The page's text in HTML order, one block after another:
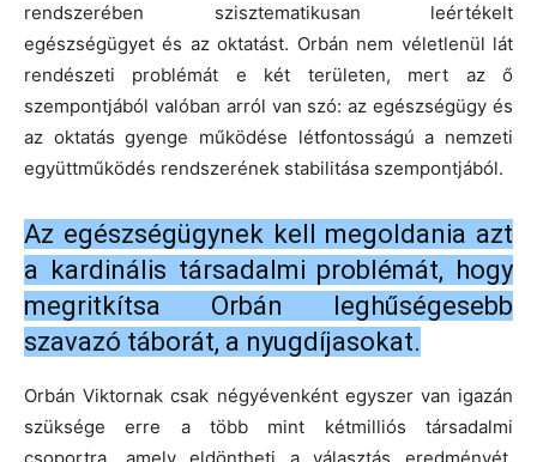
rendszerében szisztematikusan leértékelt
egészségügyet és az oktatást. Orbán nem véletlenül lát
rendészeti problémát e két területen, mert az ő
szempontjából valóban arról van szó: az egészségügy és
az oktatás gyenge működése létfontosságú a nemzeti
együttműködés rendszerének stabilitása szempontjából.
Az egészségügynek kell megoldania azt
a kardinális társadalmi problémát, hogy
megritkítsa Orbán leghűségesebb
szavazó táborát, a nyugdíjasokat.
Orbán Viktornak csak négyévenként egyszer van igazán
szüksége erre a több mint kétmilliós társadalmi
csoportra, amely eldöntheti a választás eredményét.